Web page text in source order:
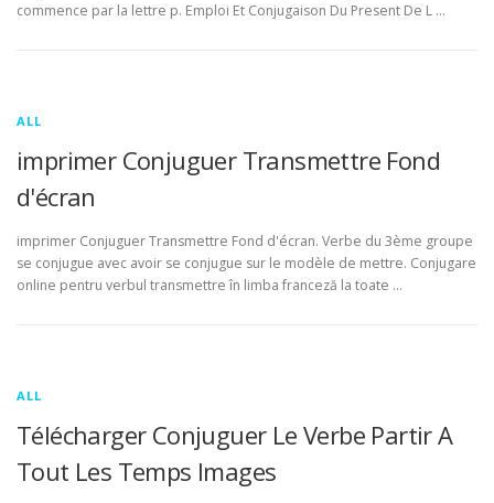
commence par la lettre p. Emploi Et Conjugaison Du Present De L …
ALL
imprimer Conjuguer Transmettre Fond
d'écran
imprimer Conjuguer Transmettre Fond d'écran. Verbe du 3ème groupe
se conjugue avec avoir se conjugue sur le modèle de mettre. Conjugare
online pentru verbul transmettre în limba franceză la toate …
ALL
Télécharger Conjuguer Le Verbe Partir A
Tout Les Temps Images